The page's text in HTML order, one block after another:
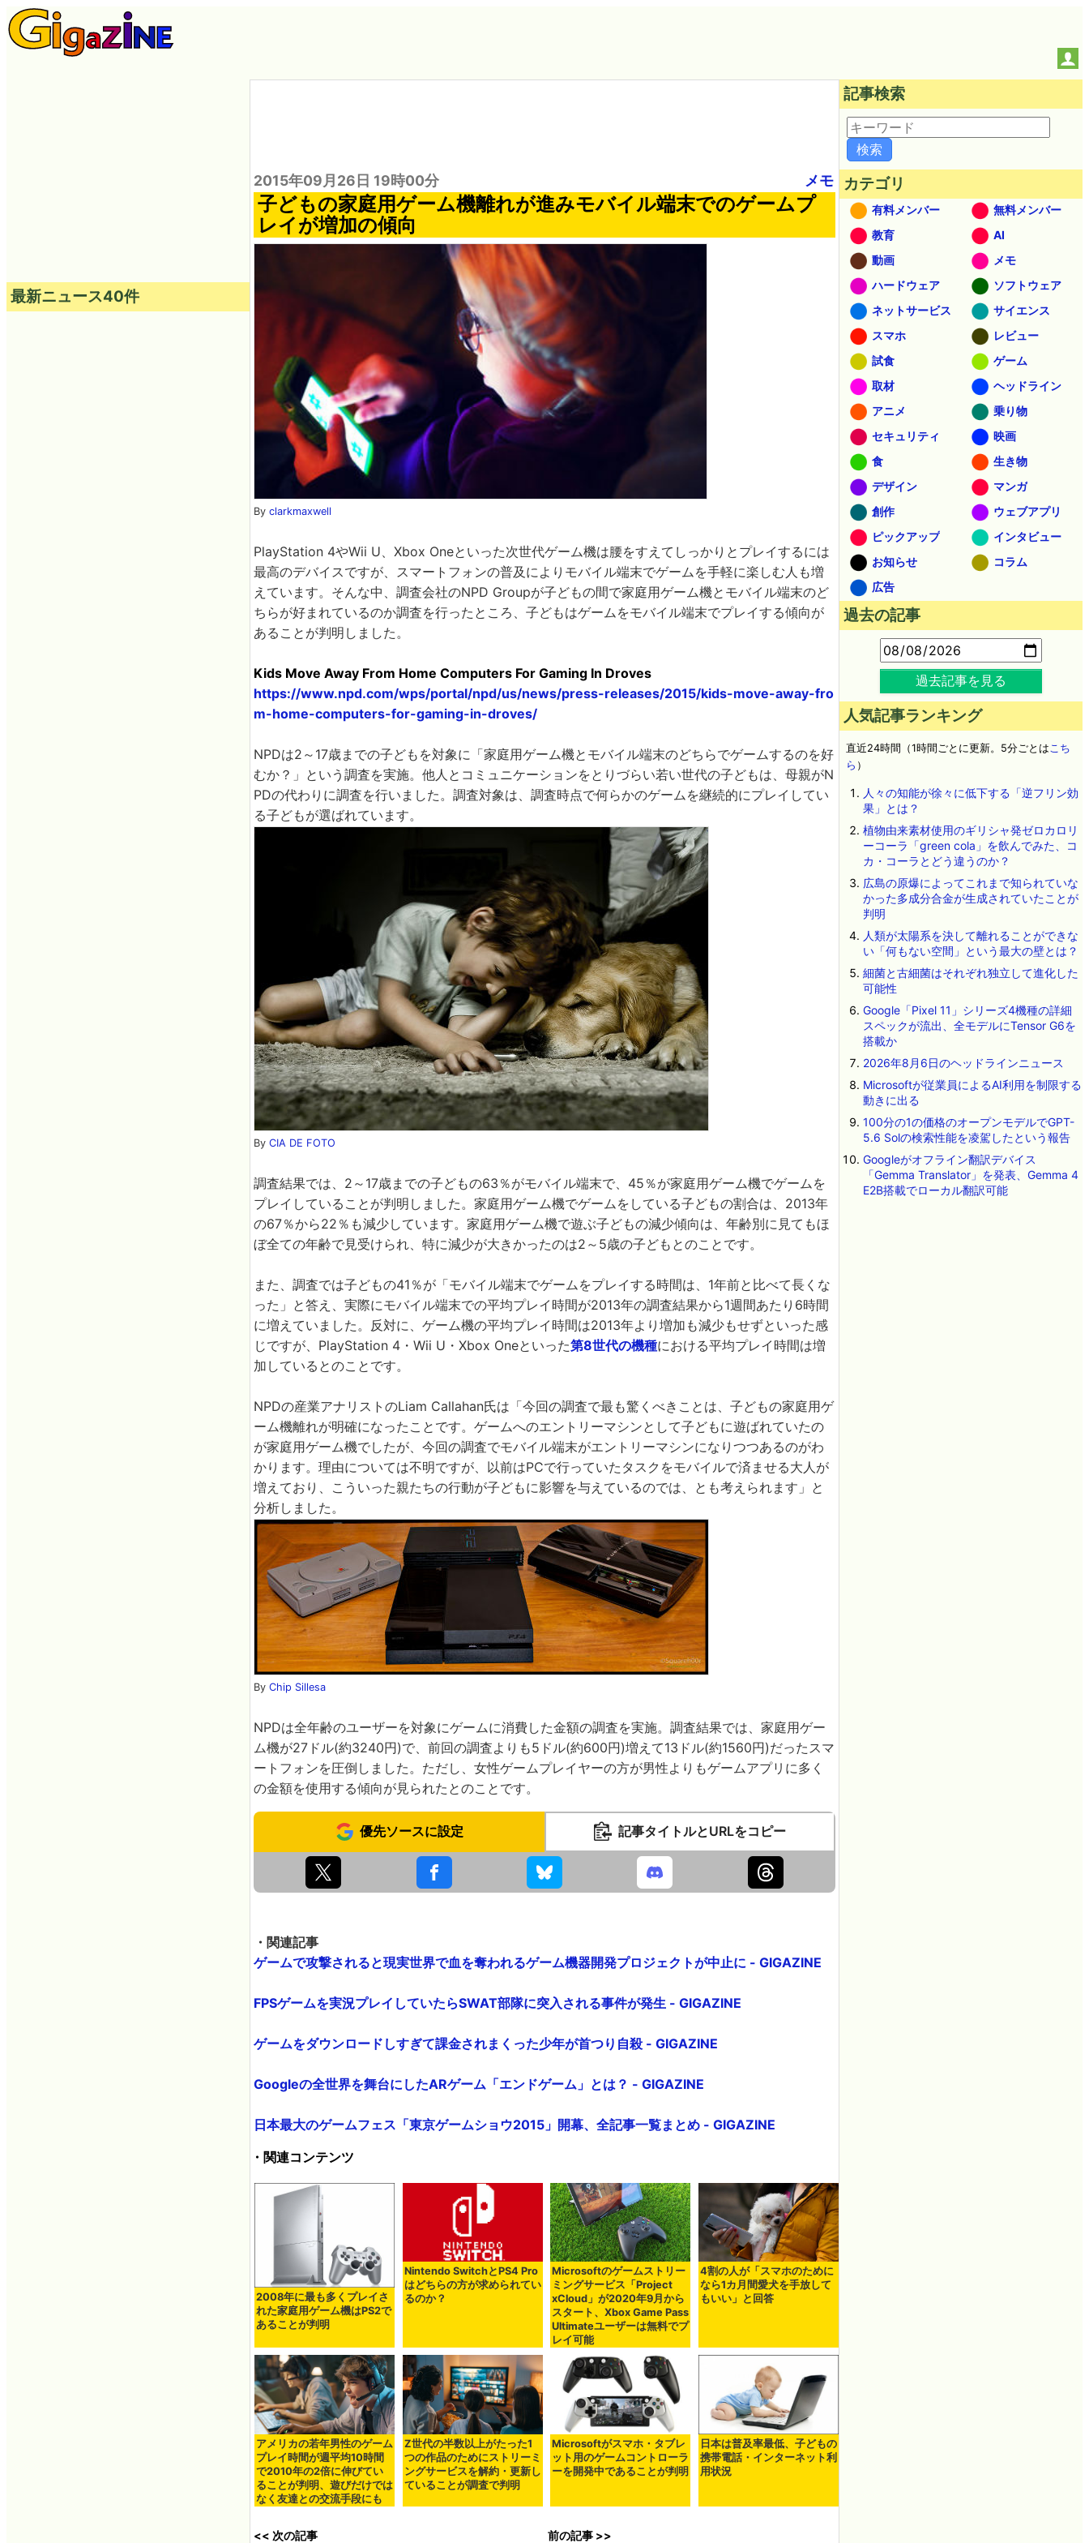
2015年09月26日 19時00分 メモ
子どもの家庭用ゲーム機離れが進みモバイル端末でのゲームプ
レイが増加の傾向
By clarkmaxwell
PlayStation 4やWii U、Xbox Oneといった次世代ゲーム機は腰をすえてしっかりとプレイするには
最高のデバイスですが、スマートフォンの普及によりモバイル端末でゲームを手軽に楽しむ人も増
えています。そんな中、調査会社のNPD Groupが子どもの間で家庭用ゲーム機とモバイル端末のど
ちらが好まれているのか調査を行ったところ、子どもはゲームをモバイル端末でプレイする傾向が
あることが判明しました。
Kids Move Away From Home Computers For Gaming In Droves
https://www.npd.com/wps/portal/npd/us/news/press-releases/2015/kids-move-away-fro
m-home-computers-for-gaming-in-droves/
NPDは2～17歳までの子どもを対象に「家庭用ゲーム機とモバイル端末のどちらでゲームするのを好
むか？」という調査を実施。他人とコミュニケーションをとりづらい若い世代の子どもは、母親がN
PDの代わりに調査を行いました。調査対象は、調査時点で何らかのゲームを継続的にプレイしてい
る子どもが選ばれています。
By CIA DE FOTO
調査結果では、2～17歳までの子どもの63％がモバイル端末で、45％が家庭用ゲーム機でゲームを
プレイしていることが判明しました。家庭用ゲーム機でゲームをしている子どもの割合は、2013年
の67％から22％も減少しています。家庭用ゲーム機で遊ぶ子どもの減少傾向は、年齢別に見てもほ
ぼ全ての年齢で見受けられ、特に減少が大きかったのは2～5歳の子どもとのことです。
また、調査では子どもの41％が「モバイル端末でゲームをプレイする時間は、1年前と比べて長くな
った」と答え、実際にモバイル端末での平均プレイ時間が2013年の調査結果から1週間あたり6時間
に増えていました。反対に、ゲーム機の平均プレイ時間は2013年より増加も減少もせずといった感
じですが、PlayStation 4・Wii U・Xbox Oneといった第8世代の機種における平均プレイ時間は増
加しているとのことです。
NPDの産業アナリストのLiam Callahan氏は「今回の調査で最も驚くべきことは、子どもの家庭用ゲ
ーム機離れが明確になったことです。ゲームへのエントリーマシンとして子どもに遊ばれていたの
が家庭用ゲーム機でしたが、今回の調査でモバイル端末がエントリーマシンになりつつあるのがわ
かります。理由については不明ですが、以前はPCで行っていたタスクをモバイルで済ませる大人が
増えており、こういった親たちの行動が子どもに影響を与えているのでは、とも考えられます」と
分析しました。
By Chip Sillesa
NPDは全年齢のユーザーを対象にゲームに消費した金額の調査を実施。調査結果では、家庭用ゲー
ム機が27ドル(約3240円)で、前回の調査よりも5ドル(約600円)増えて13ドル(約1560円)だったスマ
ートフォンを圧倒しました。ただし、女性ゲームプレイヤーの方が男性よりもゲームアプリに多く
の金額を使用する傾向が見られたとのことです。
優先ソースに設定 記事タイトルとURLをコピー
・関連記事
ゲームで攻撃されると現実世界で血を奪われるゲーム機器開発プロジェクトが中止に - GIGAZINE
FPSゲームを実況プレイしていたらSWAT部隊に突入される事件が発生 - GIGAZINE
ゲームをダウンロードしすぎて課金されまくった少年が首つり自殺 - GIGAZINE
Googleの全世界を舞台にしたARゲーム「エンドゲーム」とは？ - GIGAZINE
日本最大のゲームフェス「東京ゲームショウ2015」開幕、全記事一覧まとめ - GIGAZINE
・関連コンテンツ
2008年に最も多くプレイさ
れた家庭用ゲーム機はPS2で
あることが判明
Nintendo SwitchとPS4 Pro
はどちらの方が求められてい
るのか？
Microsoftのゲームストリー
ミングサービス「Project
xCloud」が2020年9月から
スタート、Xbox Game Pass
Ultimateユーザーは無料でプ
レイ可能
4割の人が「スマホのために
なら1カ月間愛犬を手放して
もいい」と回答
アメリカの若年男性のゲーム
プレイ時間が週平均10時間
で2010年の2倍に伸びてい
ることが判明、遊びだけでは
なく友達との交流手段にも
Z世代の半数以上がたった1
つの作品のためにストリーミ
ングサービスを解約・更新し
ていることが調査で判明
Microsoftがスマホ・タブレ
ット用のゲームコントローラ
ーを開発中であることが判明
日本は普及率最低、子どもの
携帯電話・インターネット利
用状況
<< 次の記事 前の記事 >>
最新ニュース40件
記事検索
カテゴリ
有料メンバー
無料メンバー
教育
AI
動画
メモ
ハードウェア
ソフトウェア
ネットサービス
サイエンス
スマホ
レビュー
試食
ゲーム
取材
ヘッドライン
アニメ
乗り物
セキュリティ
映画
食
生き物
デザイン
マンガ
創作
ウェブアプリ
ピックアップ
インタビュー
お知らせ
コラム
広告
過去の記事
過去記事を見る
人気記事ランキング
直近24時間（1時間ごとに更新。5分ごとはこち
ら ）
人々の知能が徐々に低下する「逆フリン効
果」とは？
植物由来素材使用のギリシャ発ゼロカロリ
ーコーラ「green cola」を飲んでみた、コ
カ・コーラとどう違うのか？
広島の原爆によってこれまで知られていな
かった多成分合金が生成されていたことが
判明
人類が太陽系を決して離れることができな
い「何もない空間」という最大の壁とは？
細菌と古細菌はそれぞれ独立して進化した
可能性
Google「Pixel 11」シリーズ4機種の詳細
スペックが流出、全モデルにTensor G6を
搭載か
2026年8月6日のヘッドラインニュース
Microsoftが従業員によるAI利用を制限する
動きに出る
100分の1の価格のオープンモデルでGPT-
5.6 Solの検索性能を凌駕したという報告
Googleがオフライン翻訳デバイス
「Gemma Translator」を発表、Gemma 4
E2B搭載でローカル翻訳可能